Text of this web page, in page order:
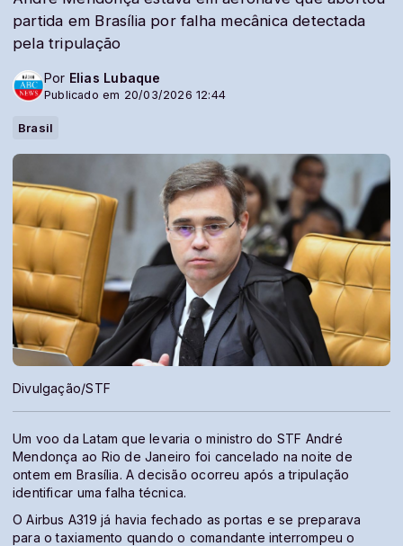
partida em Brasília por falha mecânica detectada
pela tripulação
Por Elias Lubaque
Publicado em 20/03/2026 12:44
Brasil
Divulgação/STF
Um voo da Latam que levaria o ministro do STF André
Mendonça ao Rio de Janeiro foi cancelado na noite de
ontem em Brasília. A decisão ocorreu após a tripulação
identificar uma falha técnica.
O Airbus A319 já havia fechado as portas e se preparava
para o taxiamento quando o comandante interrompeu o